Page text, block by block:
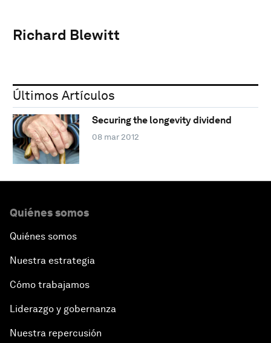
Richard Blewitt
Últimos Artículos
Securing the longevity dividend
08 mar 2012
Quiénes somos
Quiénes somos
Nuestra estrategia
Cómo trabajamos
Liderazgo y gobernanza
Nuestra repercusión